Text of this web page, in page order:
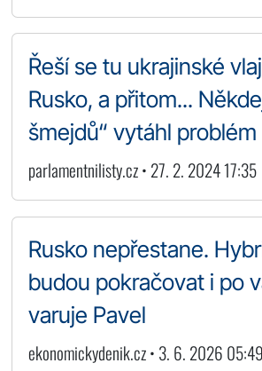
Řeší se tu ukrajinské
Rusko, a přitom...
šmejdů“ vytáhl problém
parlamentnilisty.cz • 27. 2. 2024 17:35
Rusko nepřestane.
budou pokračovat i po
varuje Pavel
ekonomickydenik.cz • 3. 6. 2026 05:49